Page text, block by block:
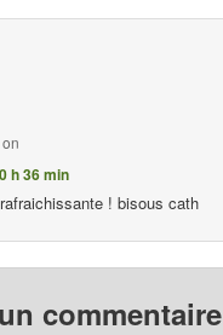
h 36 min
! bisous cath
commentaire